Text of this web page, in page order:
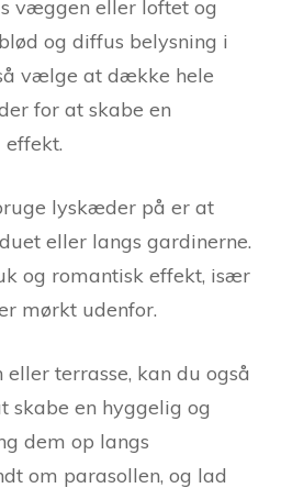
væggen eller loftet og
og diffus belysning i
vælge at dække hele
for at skabe en
lyskæder på er at
eller langs gardinerne.
og romantisk effekt, især
mørkt udenfor.
terrasse, kan du også
en hyggelig og
dem op langs
om parasollen, og lad